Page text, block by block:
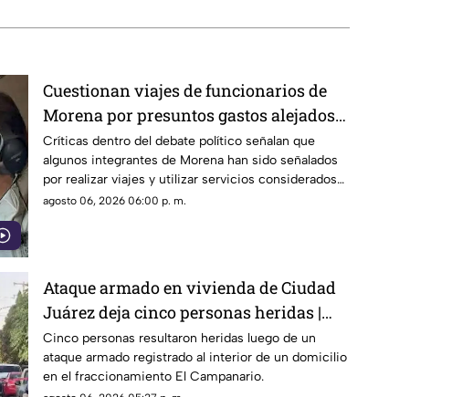
Cuestionan viajes de funcionarios de
Morena por presuntos gastos alejados
de la austeridad
Críticas dentro del debate político señalan que
algunos integrantes de Morena han sido señalados
por realizar viajes y utilizar servicios considerados
de lujo.
agosto 06, 2026 06:00 p. m.
Ataque armado en vivienda de Ciudad
Juárez deja cinco personas heridas |
VIDEO
Cinco personas resultaron heridas luego de un
ataque armado registrado al interior de un domicilio
en el fraccionamiento El Campanario.